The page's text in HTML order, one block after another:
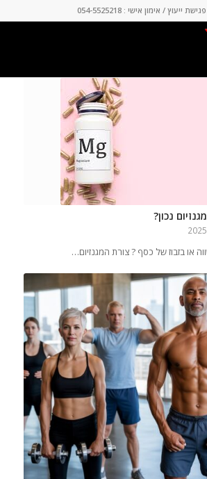
ייעוץ / אימון אישי : 054-5525218
נכון?
או בזבוז של כסף ? צורת המגנזיום…